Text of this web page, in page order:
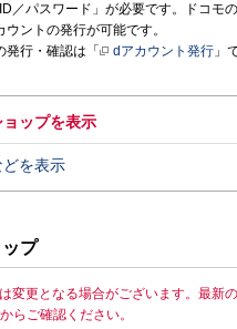
／パスワード」が必要です。ドコモ
ウントの発行が可能です。
発行・確認は「
dアカウント発行 」
ョップを表示
を表示
ップ
変更となる場合がございます。最新
からご確認ください。